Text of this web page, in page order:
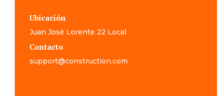
Ubicación
Juan José Lorente 22 Local
Contacto
support@construction.com